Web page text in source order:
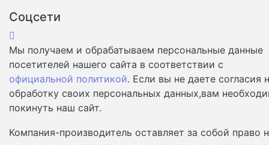
Соцсети
Мы получаем и обрабатываем персональные данные
посетителей нашего сайта в соответствии с
официальной политикой. Если вы не даете согласия
обработку своих персональных данных,вам
покинуть наш сайт.
Компания-производитель оставляет за собой право